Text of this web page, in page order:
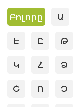
Բոլորը Ա
Է Ը Թ
Կ Հ Ձ
Շ Ո Չ